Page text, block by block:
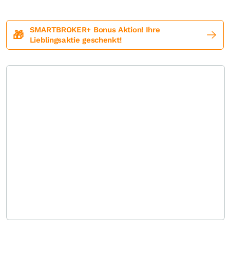
🎁
SMARTBROKER+ Bonus Aktion! Ihre
Lieblingsaktie geschenkt!